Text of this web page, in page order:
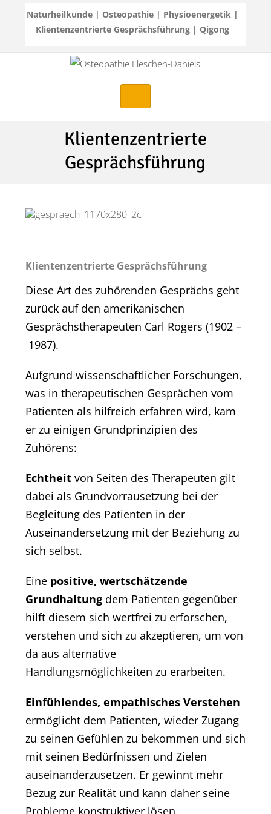
Naturheilkunde | Osteopathie | Physioenergetik |
Klientenzentrierte Gesprächsführung | Qigong
Klientenzentrierte
Gesprächsführung
Klientenzentrierte Gesprächsführung
Diese Art des zuhörenden Gesprächs geht
zurück auf den amerikanischen
Gesprächstherapeuten Carl Rogers (1902 –
1987).
Aufgrund wissenschaftlicher Forschungen,
was in therapeutischen Gesprächen vom
Patienten als hilfreich erfahren wird, kam
er zu einigen Grundprinzipien des
Zuhörens:
Echtheitvon Seiten des Therapeuten gilt
dabei als Grundvorrausetzung bei der
Begleitung des Patienten in der
Auseinandersetzung mit der Beziehung zu
sich selbst.
Eine positive, wertschätzende
Grundhaltungdem Patienten gegenüber
hilft diesem sich wertfrei zu erforschen,
verstehen und sich zu akzeptieren, um von
da aus alternative
Handlungsmöglichkeiten zu erarbeiten.
Einfühlendes, empathisches Verstehen
ermöglicht dem Patienten, wieder Zugang
zu seinen Gefühlen zu bekommen und sich
mit seinen Bedürfnissen und Zielen
auseinanderzusetzen. Er gewinnt mehr
Bezug zur Realität und kann daher seine
Probleme konstruktiver lösen.